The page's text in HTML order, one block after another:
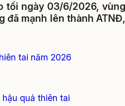
tối ngày 03/6/2026, vùng
đã mạnh lên thành ATNĐ,
tai năm 2026
quả thiên tai